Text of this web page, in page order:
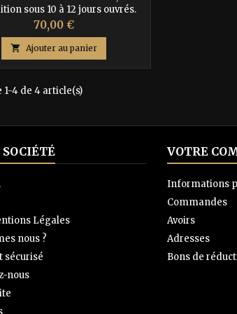
sous 10 à 12 jours ouvrés.
vous tenter par ce porte-
en cuir véritable. Sa gravure
illustrant une carte marine en
indispensable pour
aventuriers en quête de style
praticité. Attention, il vous est
de ne pas remplir avec
Prix
70,00 €
 Ajouter au panier
1-4 de 4 article(s)
Légales
nous ?
sécurisé
nous
VOTRE
Informations
Commandes
Avoirs
Adresses
Bons de